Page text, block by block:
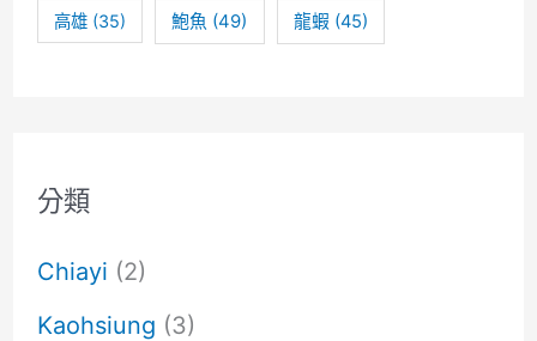
BIB
高雄(35) 鮑魚 (49) 龍蝦 (45)
分類
Chiayi (2)
Kaohsiung (3)